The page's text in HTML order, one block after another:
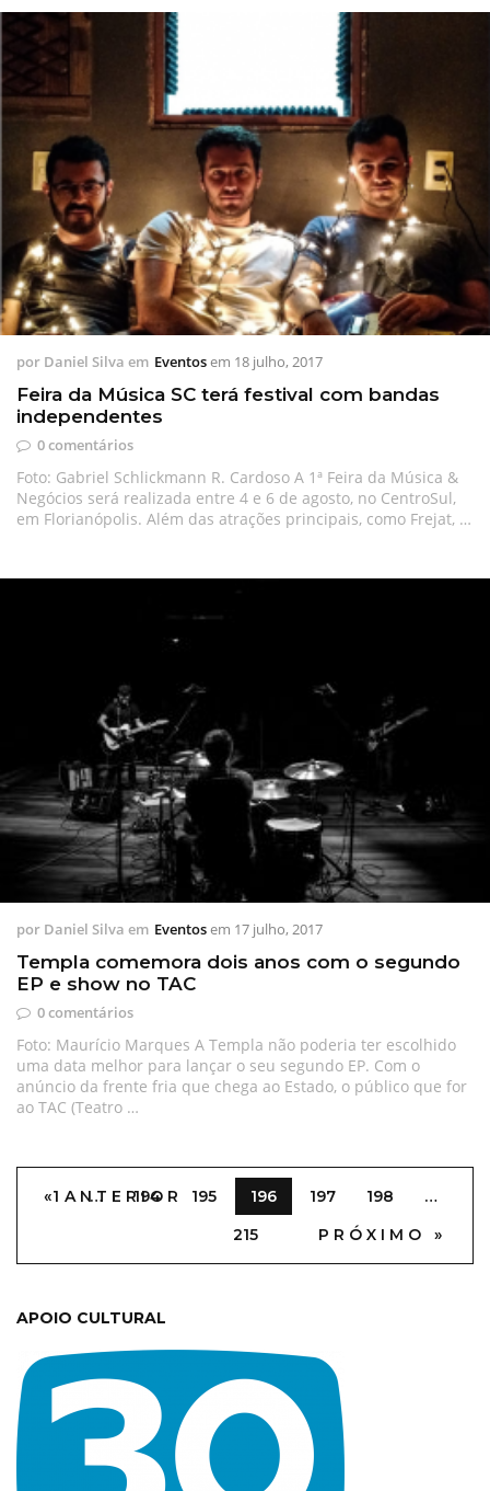
por Daniel Silva em Eventosem 18 julho, 2017
Feira da Música SC terá festival com bandas
independentes
0 comentários
Foto: Gabriel Schlickmann R. Cardoso A 1ª Feira da Música &
Negócios será realizada entre 4 e 6 de agosto, no CentroSul,
em Florianópolis. Além das atrações principais, como Frejat, …
por Daniel Silva em Eventosem 17 julho, 2017
Templa comemora dois anos com o segundo
EP e show no TAC
0 comentários
Foto: Maurício Marques A Templa não poderia ter escolhido
uma data melhor para lançar o seu segundo EP. Com o
anúncio da frente fria que chega ao Estado, o público que for
ao TAC (Teatro …
« ANTERIOR
1 … 194 195 196 197 198
…
215
PRÓXIMO »
APOIO CULTURAL